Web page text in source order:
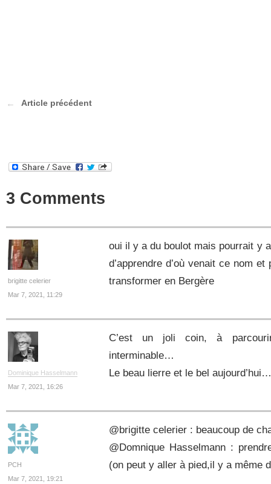
Article précédent
3 Comments
brigitte celerier
Mar 7, 2021, 11:29
oui il y a du boulot mais pourrait y
d’apprendre d’où venait ce nom
transformer en Bergère
Dominique Hasselmann
Mar 7, 2021, 16:26
C’est un joli coin, à
interminable…
Le beau lierre et le bel
PCH
Mar 7, 2021, 19:21
@brigitte celerier : beaucoup de
@Domnique Hasselmann :
(on peut y aller à pied,il y a même